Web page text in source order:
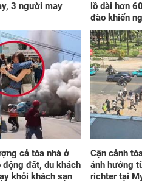
3 người may
lồ dài hơn
đào khiến
cả tòa nhà ở
động đất, du khách
khỏi khách sạn
Cận cảnh
ảnh hưởng
richter tại